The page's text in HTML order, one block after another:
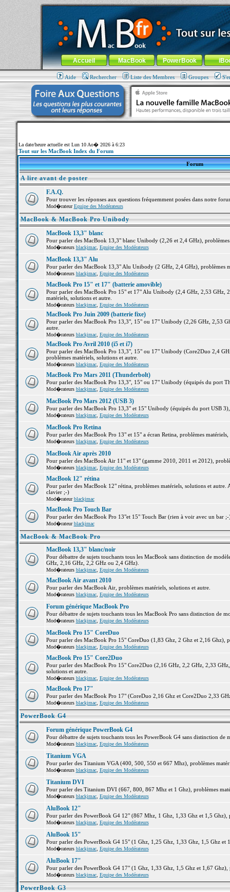
MacBook-fr.com : 100% Apple... 100% nomade !
Aller au contenu-Aller au menu général-Aller au menu de
Menu général
Accueil MacBook PowerBook
Aide Rechercher Liste des Membres Groupes
La date/heure actuelle est Lun 10 Ao� 2026 à 6:23
Tout sur les MacBook Index du Forum
Forum
A lire avant de poster
F.A.Q.
Pour trouver les réponses aux questions fréquemment posées dans notre
Mod�rateurEquipe des Modérateurs
MacBook & MacBook Pro Unibody
MacBook 13,3" blanc
Pour parler des MacBook 13,3" blanc Unibody (2,26 et 2,4 GHz),
Mod�rateurs blackjmac, Equipe des Modérateurs
MacBook 13,3" Alu
Pour parler des MacBook 13,3" Alu Unibody (2 GHz, 2,4 GHz), problèmes
Mod�rateurs blackjmac, Equipe des Modérateurs
MacBook Pro 15" et 17" (batterie amovible)
Pour parler des MacBook Pro 15" et 17" Alu Unibody (2,4 GHz, 2,53 GHz,
matériels, solutions et autre.
Mod�rateurs blackjmac, Equipe des Modérateurs
MacBook Pro Juin 2009 (batterie fixe)
Pour parler des MacBook Pro 13,3", 15" ou 17" Unibody (2,26 GHz, 2,53
autre.
Mod�rateurs blackjmac, Equipe des Modérateurs
MacBook Pro Avril 2010 (i5 et i7)
Pour parler des MacBook Pro 13,3", 15" ou 17" Unibody (Core2Duo 2,4
problèmes matériels, solutions et autre.
Mod�rateurs blackjmac, Equipe des Modérateurs
MacBook Pro Mars 2011 (Thunderbolt)
Pour parler des MacBook Pro 13,3", 15" ou 17" Unibody (équipés du port
Mod�rateurs blackjmac, Equipe des Modérateurs
MacBook Pro Mars 2012 (USB 3)
Pour parler des MacBook Pro 13,3" et 15" Unibody (équipés du port USB
Mod�rateurs blackjmac, Equipe des Modérateurs
MacBook Pro Retina
Pour parler des MacBook Pro 13" et 15" a écran Retina, problèmes matériels,
Mod�rateurs blackjmac, Equipe des Modérateurs
MacBook Air après 2010
Pour parler des MacBook Air 11" et 13" (gamme 2010, 2011 et 2012),
Mod�rateurs blackjmac, Equipe des Modérateurs
MacBook 12" rétina
Pour parler des MacBook 12" rétina, problèmes matériels, solutions et
clavier ;-)
Mod�rateurblackjmac
MacBook Pro Touch Bar
Pour parler des MacBook Pro 13"et 15" Touch Bar (rien à voir avec un bar
Mod�rateurblackjmac
MacBook & MacBook Pro
MacBook 13,3" blanc/noir
Pour débattre de sujets touchants tous les MacBook sans distinction de
GHz, 2,16 GHz, 2,2 GHz ou 2,4 GHz).
Mod�rateurs blackjmac, Equipe des Modérateurs
MacBook Air avant 2010
Pour parler des MacBook Air, problèmes matériels, solutions et autre.
Mod�rateurs blackjmac, Equipe des Modérateurs
Forum générique MacBook Pro
Pour débattre de sujets touchants tous les MacBook Pro sans distinction de
Mod�rateurs blackjmac, Equipe des Modérateurs
MacBook Pro 15" CoreDuo
Pour parler des MacBook Pro 15" CoreDuo (1,83 Ghz, 2 Ghz et 2,16 Ghz),
Mod�rateurs blackjmac, Equipe des Modérateurs
MacBook Pro 15" Core2Duo
Pour parler des MacBook Pro 15" Core2Duo (2,16 GHz, 2,2 GHz, 2,33
solutions et autre.
Mod�rateurs blackjmac, Equipe des Modérateurs
MacBook Pro 17"
Pour parler des MacBook Pro 17" (CoreDuo 2,16 Ghz et Core2Duo 2,33
Mod�rateurs blackjmac, Equipe des Modérateurs
PowerBook G4
Forum générique PowerBook G4
Pour débattre de sujets touchants tous les PowerBook G4 sans distinction de
Mod�rateurs blackjmac, Equipe des Modérateurs
Titanium VGA
Pour parler des Titanium VGA (400, 500, 550 et 667 Mhz), problèmes
Mod�rateurs blackjmac, Equipe des Modérateurs
Titanium DVI
Pour parler des Titanium DVI (667, 800, 867 Mhz et 1 Ghz), problèmes
Mod�rateurs blackjmac, Equipe des Modérateurs
AluBook 12"
Pour parler des PowerBook G4 12" (867 Mhz, 1 Ghz, 1,33 Ghz et 1,5 Ghz),
Mod�rateurs blackjmac, Equipe des Modérateurs
AluBook 15"
Pour parler des PowerBook G4 15" (1 Ghz, 1,25 Ghz, 1,33 Ghz, 1,5 Ghz et
Mod�rateurs blackjmac, Equipe des Modérateurs
AluBook 17"
Pour parler des PowerBook G4 17" (1 Ghz, 1,33 Ghz, 1,5 Ghz et 1,67 Ghz),
Mod�rateurs blackjmac, Equipe des Modérateurs
PowerBook G3